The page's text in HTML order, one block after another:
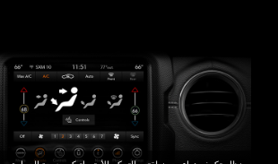
تكييف
هواء
مع
منطقتين
للتحكم
الأوتوماتيكي
بدرجة